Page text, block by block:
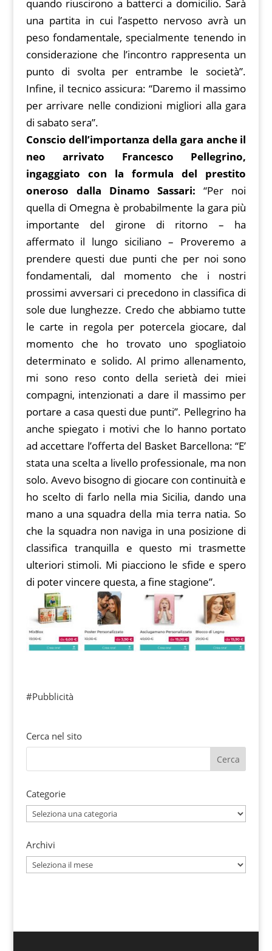
quando riuscirono a batterci a domicilio. Sarà
una partita in cui l’aspetto nervoso avrà un
peso fondamentale, specialmente tenendo in
considerazione che l’incontro rappresenta un
punto di svolta per entrambe le società”.
Infine, il tecnico assicura: “Daremo il massimo
per arrivare nelle condizioni migliori alla gara
di sabato sera”.
Conscio dell’importanza della gara anche il
neo arrivato Francesco Pellegrino,
ingaggiato con la formula del prestito
oneroso dalla Dinamo Sassari: “Per noi
quella di Omegna è probabilmente la gara più
importante del girone di ritorno – ha
affermato il lungo siciliano – Proveremo a
prendere questi due punti che per noi sono
fondamentali, dal momento che i nostri
prossimi avversari ci precedono in classifica di
sole due lunghezze. Credo che abbiamo tutte
le carte in regola per potercela giocare, dal
momento che ho trovato uno spogliatoio
determinato e solido. Al primo allenamento,
mi sono reso conto della serietà dei miei
compagni, intenzionati a dare il massimo per
portare a casa questi due punti”. Pellegrino ha
anche spiegato i motivi che lo hanno portato
ad accettare l’offerta del Basket Barcellona: “E’
stata una scelta a livello professionale, ma non
solo. Avevo bisogno di giocare con continuità e
ho scelto di farlo nella mia Sicilia, dando una
mano a una squadra della mia terra natia. So
che la squadra non naviga in una posizione di
classifica tranquilla e questo mi trasmette
ulteriori stimoli. Mi piacciono le sfide e spero
di poter vincere questa, a fine stagione”.
#Pubblicità
Cerca nel sito
Categorie
Categorie
Archivi
Archivi